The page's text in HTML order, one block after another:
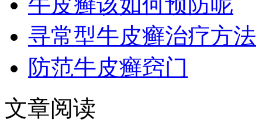
寻常型牛皮癣治疗方法
防范牛皮癣窍门
文章阅读